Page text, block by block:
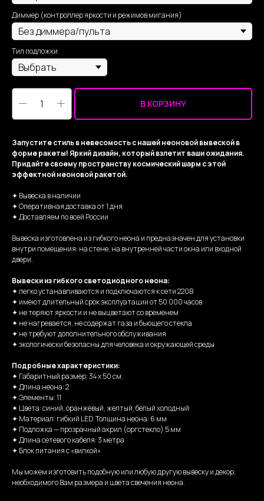
Диммер (контроллер яркости и режимов мигания)
Тип подложки
В КОРЗИНУ
Запустите стиль в невесомость с нашей неоновой вывеской в
форме ракеты! Яркий дизайн, который взлетит ваши ожидания.
Придайте своему пространству космический шарм с этой
эффектной неоновой ракетой.
✦ Вывеска в наличии
✦ Оперативная доставка от 1 дня
✦ Доставляем по всей России
Вывеска изготовлена из гибкого неона и предназначен для установки
внутри помещения: на стене, на внутренней части окна или входной
двери.
Вывески из гибкого светодиодного неона:
✦ легко устанавливаются и подключаются к сети 220В
✦ имеют длительный срок эксплуатации от 50 000 часов
✦ не теряют яркости и не выцветают со временем
✦ не нагревается, не содержат газа и бьющего стекла
✦ не требуют дополнительного обслуживания
✦ экологически безопасны для человека и окружающей среды
Подробные характеристики:
✦ Габаритный размер: 34 х 50 см.
✦ Длина неона: 2
✦ Элементы: 11
✦ Цвета: синий, оранжевый, желтый, белый холодный
✦ Материал: гибкий LED. Толщина неона: 6 мм
✦ Подложка — прозрачный акрил (оргстекло) 5 мм
✦ Длина сетевого кабеля: 3 метра
✦ Блок питания с «вилкой»
Мы можем изготовить подобную или любую другую вывеску и декор,
необходимого Вам размера и цвета свечения неона.